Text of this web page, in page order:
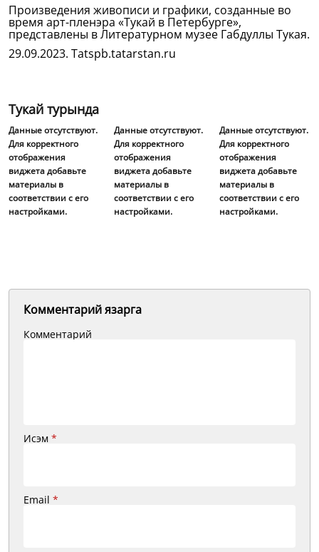
Произведения живописи и графики, созданные во
время арт-пленэра «Тукай в Петербурге»,
представлены в Литературном музее Габдуллы Тукая.
29.09.2023. Tatspb.tatarstan.ru
Тукай турында
Данные отсутствуют.
Для корректного
отображения
виджета добавьте
материалы в
соответствии с его
настройками.
Данные отсутствуют.
Для корректного
отображения
виджета добавьте
материалы в
соответствии с его
настройками.
Данные отсутствуют.
Для корректного
отображения
виджета добавьте
материалы в
соответствии с его
настройками.
Комментарий язарга
Комментарий
Исэм *
Email *